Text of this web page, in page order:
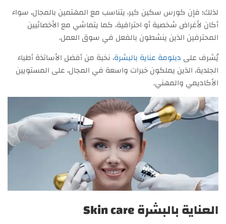
لذلك؛ فإن كورس سكين كير، يتناسب مع المهتمين بالمجال، سواء
أكان لأغراض شخصية أو احترافية، كما يتماشي مع الأخصائيين
المحترفين الذين ينشطون بالفعل في سوق العمل.
يُشرف على دبلومة عناية بالبشرة، نخبة من أفضل الأساتذة أطباء
الجلدية، الذين يملكون خبرات واسعة في المجال، على المستويين
الأكاديمي والمهني.
العناية بالبشرة Skin care